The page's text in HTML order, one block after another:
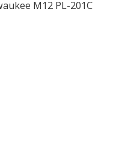
M12 PL-201C